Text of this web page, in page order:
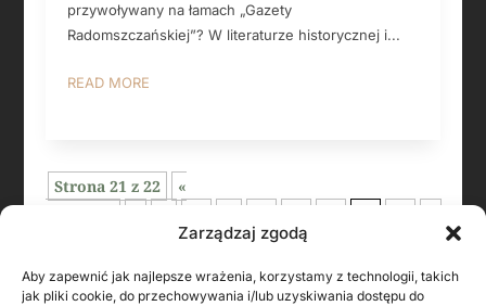
Zarządzaj zgodą
Aby zapewnić jak najlepsze wrażenia, korzystamy z technologii, takich
jak pliki cookie, do przechowywania i/lub uzyskiwania dostępu do
przywoływany na łamach „Gazety
Radomszczańskiej”? W literaturze historycznej i...
READ MORE
Strona 21 z 22
«